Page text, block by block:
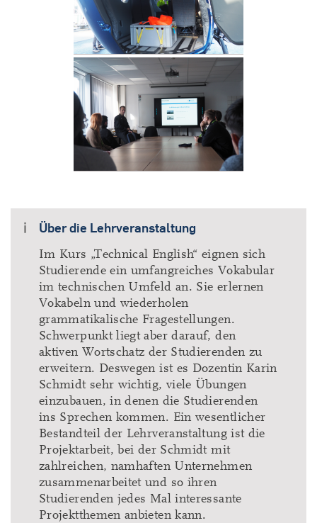
Über die Lehrveranstaltung
Im Kurs „Technical English“ eignen sich
Studierende ein umfangreiches Vokabular
im technischen Umfeld an. Sie erlernen
Vokabeln und wiederholen
grammatikalische Fragestellungen.
Schwerpunkt liegt aber darauf, den
aktiven Wortschatz der Studierenden zu
erweitern. Deswegen ist es Dozentin Karin
Schmidt sehr wichtig, viele Übungen
einzubauen, in denen die Studierenden
ins Sprechen kommen. Ein wesentlicher
Bestandteil der Lehrveranstaltung ist die
Projektarbeit, bei der Schmidt mit
zahlreichen, namhaften Unternehmen
zusammenarbeitet und so ihren
Studierenden jedes Mal interessante
Projektthemen anbieten kann.